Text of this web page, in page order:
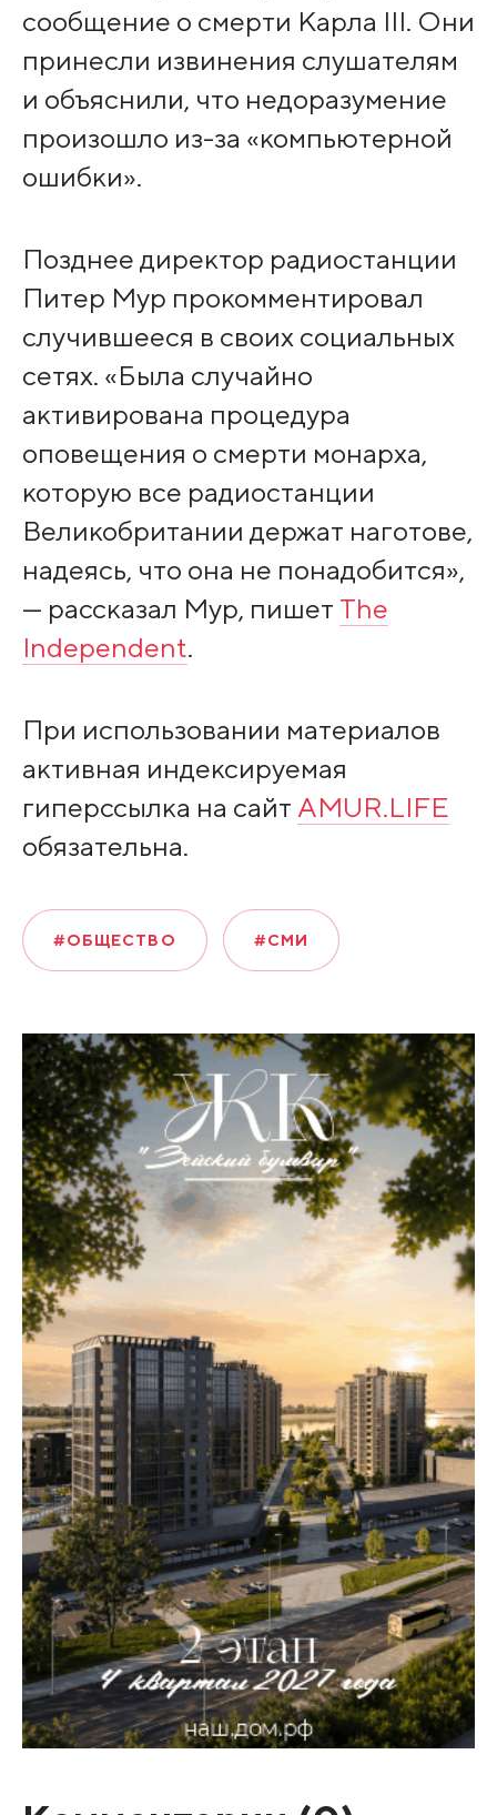
сообщение о смерти Карла III. Они
принесли извинения слушателям
и объяснили, что недоразумение
произошло из-за «компьютерной
ошибки».
Позднее директор радиостанции
Питер Мур прокомментировал
случившееся в своих социальных
сетях. «Была случайно
активирована процедура
оповещения о смерти монарха,
которую все радиостанции
Великобритании держат наготове,
надеясь, что она не понадобится»,
— рассказал Мур, пишет The
Independent.
При использовании материалов
активная индексируемая
гиперссылка на сайт AMUR.LIFE
обязательна.
#ОБЩЕСТВО #СМИ